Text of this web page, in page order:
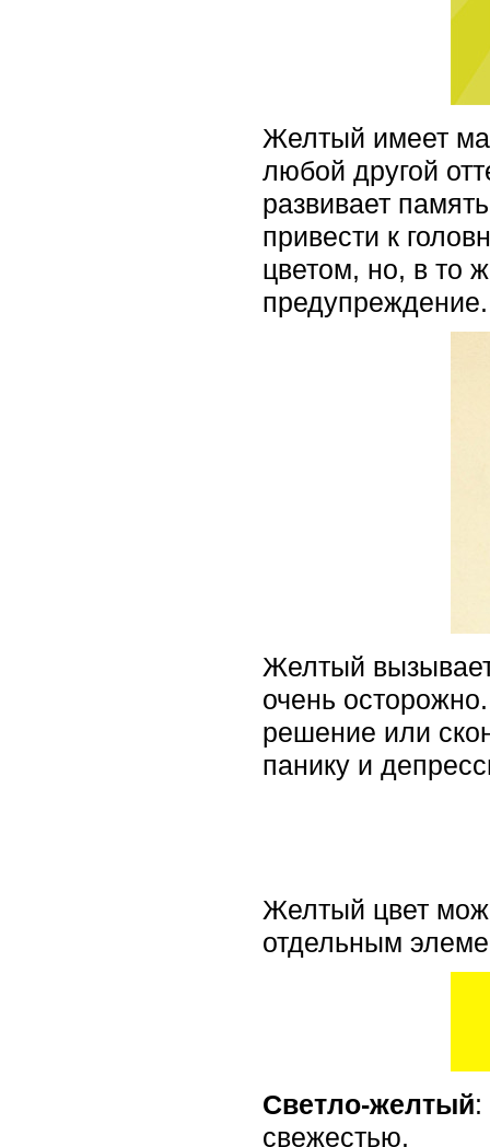
Желтый имеет
любой другой
развивает
привести к
цветом, но, в то
предупреждение.
Желтый
очень
решение или
панику и
Желтый цвет
отдельным
Светло-желтый:
свежестью.